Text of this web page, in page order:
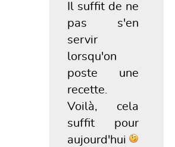
Il suffit de ne
pas s'en
servir
lorsqu'on
poste une
recette.
Voilà, cela
suffit pour
aujourd'hui